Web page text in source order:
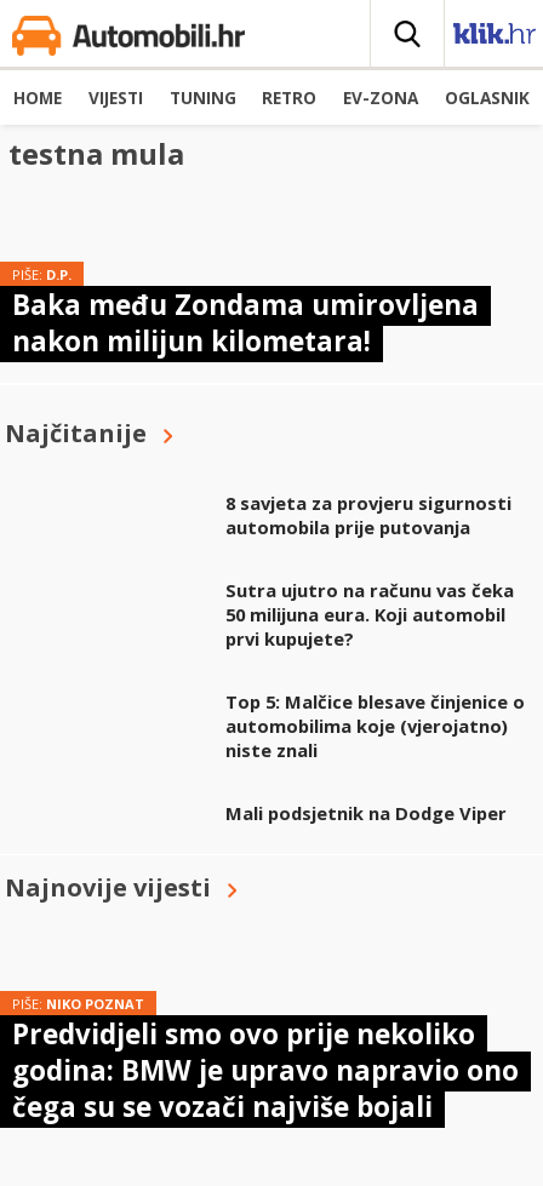
HOME VIJESTI TUNING RETRO EV-ZONA OGLASNIK
testna mula
PIŠE: D.P.
Baka među Zondama umirovljena
nakon milijun kilometara!
Najčitanije
8 savjeta za provjeru sigurnosti
automobila prije putovanja
Sutra ujutro na računu vas čeka
50 milijuna eura. Koji automobil
prvi kupujete?
Top 5: Malčice blesave činjenice o
automobilima koje (vjerojatno)
niste znali
Mali podsjetnik na Dodge Viper
Najnovije vijesti
PIŠE: NIKO POZNAT
Predvidjeli smo ovo prije nekoliko
godina: BMW je upravo napravio ono
čega su se vozači najviše bojali